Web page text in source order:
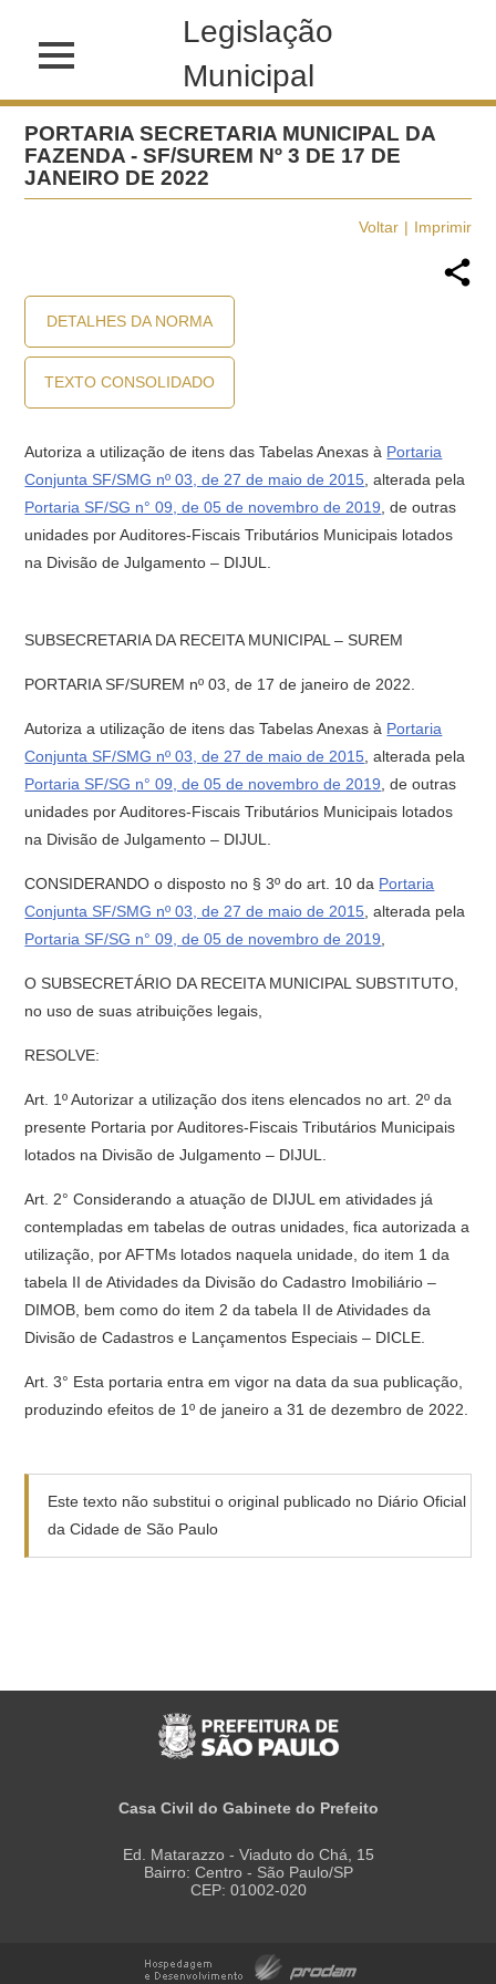
Legislação
Municipal
PORTARIA SECRETARIA MUNICIPAL DA
FAZENDA - SF/SUREM Nº 3 DE 17 DE
JANEIRO DE 2022
Voltar Imprimir
DETALHES DA NORMA
TEXTO CONSOLIDADO
Autoriza a utilização de itens das Tabelas Anexas à Portaria
Conjunta SF/SMG nº 03, de 27 de maio de 2015 , alterada pela
Portaria SF/SG n° 09, de 05 de novembro de 2019 , de outras
unidades por Auditores-Fiscais Tributários Municipais lotados
na Divisão de Julgamento – DIJUL.
SUBSECRETARIA DA RECEITA MUNICIPAL – SUREM
PORTARIA SF/SUREM nº 03, de 17 de janeiro de 2022.
Autoriza a utilização de itens das Tabelas Anexas à Portaria
Conjunta SF/SMG nº 03, de 27 de maio de 2015 , alterada pela
Portaria SF/SG n° 09, de 05 de novembro de 2019 , de outras
unidades por Auditores-Fiscais Tributários Municipais lotados
na Divisão de Julgamento – DIJUL.
CONSIDERANDO o disposto no § 3º do art. 10 da Portaria
Conjunta SF/SMG nº 03, de 27 de maio de 2015 , alterada pela
Portaria SF/SG n° 09, de 05 de novembro de 2019
O SUBSECRETÁRIO DA RECEITA MUNICIPAL SUBSTITUTO,
no uso de suas atribuições legais,
RESOLVE:
Art. 1º Autorizar a utilização dos itens elencados no art. 2º da
presente Portaria por Auditores-Fiscais Tributários Municipais
lotados na Divisão de Julgamento – DIJUL.
Art. 2° Considerando a atuação de DIJUL em atividades já
contempladas em tabelas de outras unidades, fica autorizada a
utilização, por AFTMs lotados naquela unidade, do item 1 da
tabela II de Atividades da Divisão do Cadastro Imobiliário –
DIMOB, bem como do item 2 da tabela II de Atividades da
Divisão de Cadastros e Lançamentos Especiais – DICLE.
Art. 3° Esta portaria entra em vigor na data da sua publicação,
produzindo efeitos de 1º de janeiro a 31 de dezembro de 2022.
Este texto não substitui o original publicado no Diário Oficial
da Cidade de São Paulo
Casa Civil do Gabinete do Prefeito
Ed. Matarazzo - Viaduto do Chá, 15
Bairro: Centro - São Paulo/SP
CEP: 01002-020